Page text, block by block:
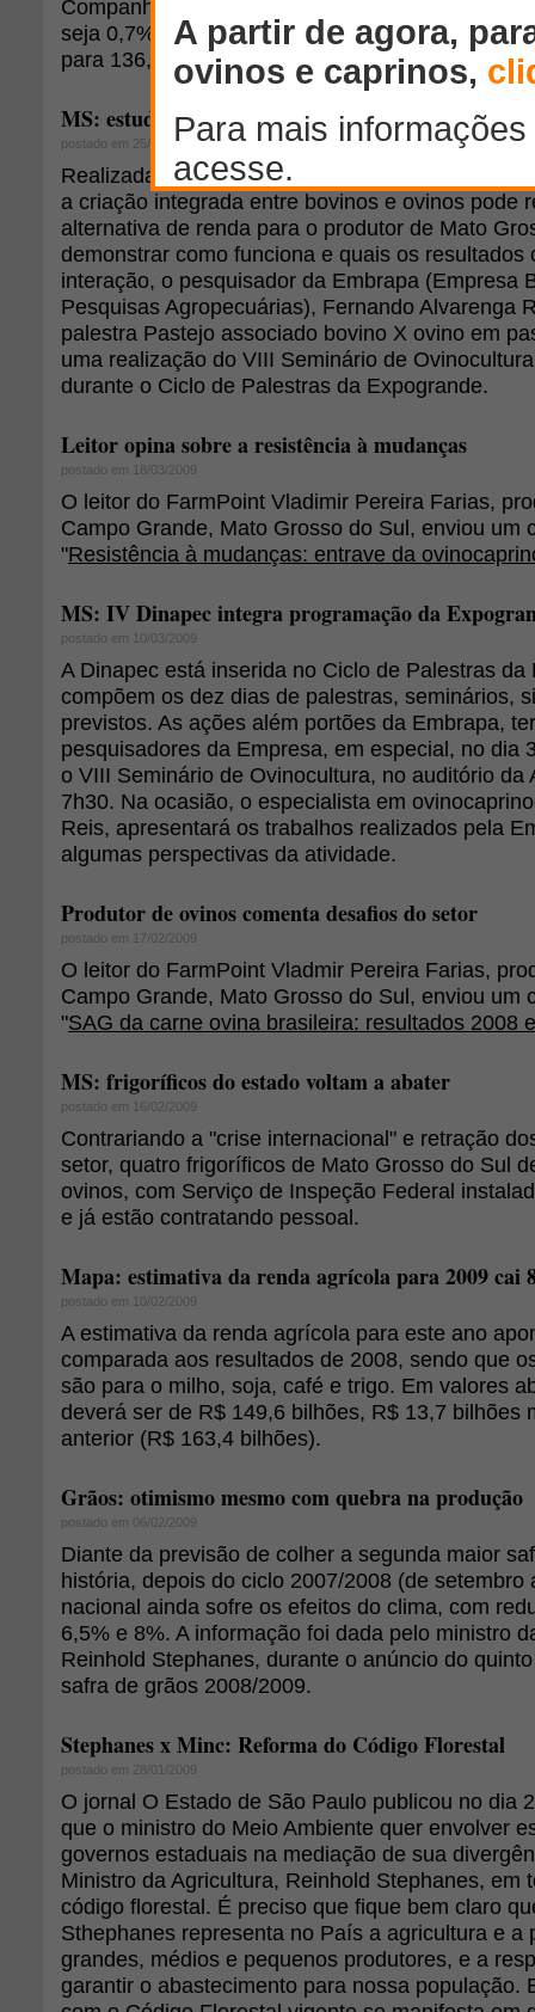
Companhia Nacional de Abastecimento (Conab)
seja 0,7% menor que a do mês de abril de 2008,
para 136,59 milhões de toneladas.
MS: estudo sobre criação integrada de ovinos e
postado em 25/03/2009
Realizada regularmente em regiões de maior
a criação integrada entre bovinos e ovinos pode
alternativa de renda para o produtor de Mato
demonstrar como funciona e quais os resultados
interação, o pesquisador da Embrapa (Empresa
Pesquisas Agropecuárias), Fernando Alvarenga
palestra Pastejo associado bovino X ovino em
uma realização do VIII Seminário de
durante o Ciclo de Palestras da Expogrande.
Leitor opina sobre a resistência à mudanças
postado em 18/03/2009
O leitor do FarmPoint Vladimir Pereira Farias,
Campo Grande, Mato Grosso do Sul, enviou um
"Resistência à mudanças: entrave da
MS: IV Dinapec integra programação da
postado em 10/03/2009
A Dinapec está inserida no Ciclo de Palestras da
compõem os dez dias de palestras, seminários,
previstos. As ações além portões da Embrapa,
pesquisadores da Empresa, em especial, no dia
o VIII Seminário de Ovinocultura, no auditório da
7h30. Na ocasião, o especialista em
Reis, apresentará os trabalhos realizados pela
algumas perspectivas da atividade.
Produtor de ovinos comenta desafios do setor
postado em 17/02/2009
O leitor do FarmPoint Vladmir Pereira Farias,
Campo Grande, Mato Grosso do Sul, enviou um
"SAG da carne ovina brasileira: resultados 2008
MS: frigoríficos do estado voltam a abater
postado em 16/02/2009
Contrariando a "crise internacional" e retração
setor, quatro frigoríficos de Mato Grosso do Sul
ovinos, com Serviço de Inspeção Federal
e já estão contratando pessoal.
Mapa: estimativa da renda agrícola para 2009 cai
postado em 10/02/2009
A estimativa da renda agrícola para este ano
comparada aos resultados de 2008, sendo que
são para o milho, soja, café e trigo. Em valores
deverá ser de R$ 149,6 bilhões, R$ 13,7 bilhões
anterior (R$ 163,4 bilhões).
Grãos: otimismo mesmo com quebra na produção
postado em 06/02/2009
Diante da previsão de colher a segunda maior
história, depois do ciclo 2007/2008 (de setembro
nacional ainda sofre os efeitos do clima, com
6,5% e 8%. A informação foi dada pelo ministro
Reinhold Stephanes, durante o anúncio do
safra de grãos 2008/2009.
Stephanes x Minc: Reforma do Código Florestal
postado em 28/01/2009
O jornal O Estado de São Paulo publicou no dia
que o ministro do Meio Ambiente quer envolver
governos estaduais na mediação de sua
Ministro da Agricultura, Reinhold Stephanes, em
código florestal. É preciso que fique bem claro
Sthephanes representa no País a agricultura e a
grandes, médios e pequenos produtores, e a
garantir o abastecimento para nossa população.